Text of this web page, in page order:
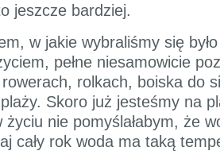
jeszcze bardziej.
w jakie wybraliśmy się
pełne niesamowicie
rolkach, boiska do
Skoro już jesteśmy na
życiu nie pomyślałabym, że
cały rok woda ma taką